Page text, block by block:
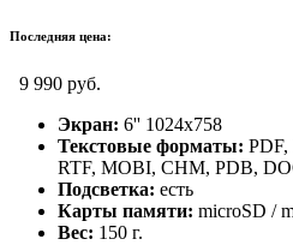
Последняя цена:
9 990 руб.
Экран: 6'' 1024x758
Текстовые форматы:
RTF, MOBI, CHM, PDB,
Подсветка: есть
Карты памяти: microSD /
Вес: 150 г.